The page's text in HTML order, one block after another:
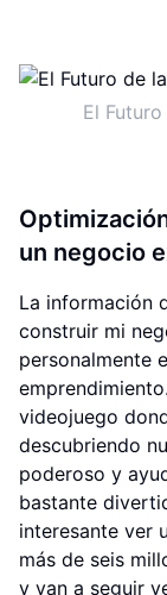
El
un negocio
La información
construir mi
personalmente
videojuego
descubriendo
poderoso y
bastante
interesante ver
más de seis
y van a seguir